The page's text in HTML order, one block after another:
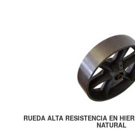
RUEDA ALTA RESISTENCIA EN
NATURAL